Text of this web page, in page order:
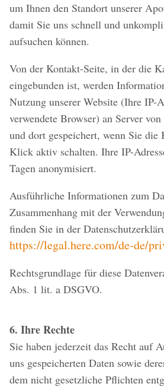
um Ihnen den Standort unserer
damit Sie uns schnell und
aufsuchen können.
Von der Kontakt-Seite, in der die
eingebunden ist, werden
Nutzung unserer Website (Ihre IP-
verwendete Browser) an Server
und dort gespeichert, wenn Sie die
Klick aktiv schalten. Ihre IP-
Tagen anonymisiert.
Ausführliche Informationen zum
Zusammenhang mit der
finden Sie in der
https://legal.here.com/de-de/
Rechtsgrundlage für diese
Abs. 1 lit. a DSGVO.
6. Ihre Rechte
Sie haben jederzeit das Recht auf
uns gespeicherten Daten sowie
dem nicht gesetzliche Pflichten